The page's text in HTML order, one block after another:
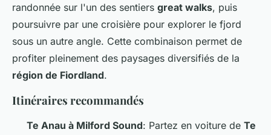
randonnée sur l'un des sentiers great walks, puis
poursuivre par une croisière pour explorer le fjord
sous un autre angle. Cette combinaison permet de
profiter pleinement des paysages diversifiés de la
région de Fiordland.
Itinéraires recommandés
Te Anau à Milford Sound: Partez en voiture de Te